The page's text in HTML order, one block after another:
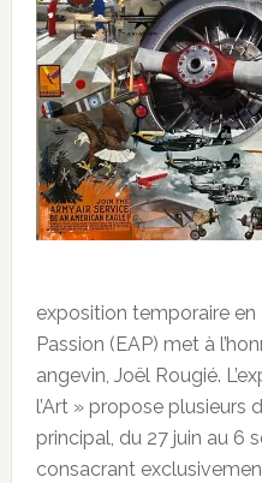
exposition temporaire en
Passion (EAP) met à
angevin, Joël Rougié.
l’Art » propose plusieurs
principal, du 27 juin au 6
consacrant